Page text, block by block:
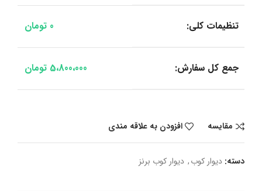
تنظیمات کلی: 0 تومان
جمع کل سفارش: 5،800،000 تومان
مقایسه افزودن به علاقه مندی
دسته: دیوار کوب, دیوار کوب برنز